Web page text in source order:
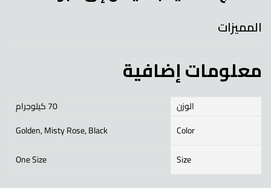
المميزات
معلومات إضافية
الوزن
70 كيلوجرام
Color
Golden, Misty Rose, Black
Size
One Size